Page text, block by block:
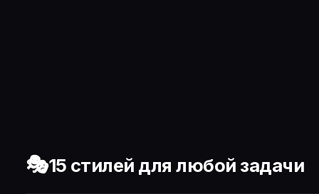
🎭15 стилей для любой задачи